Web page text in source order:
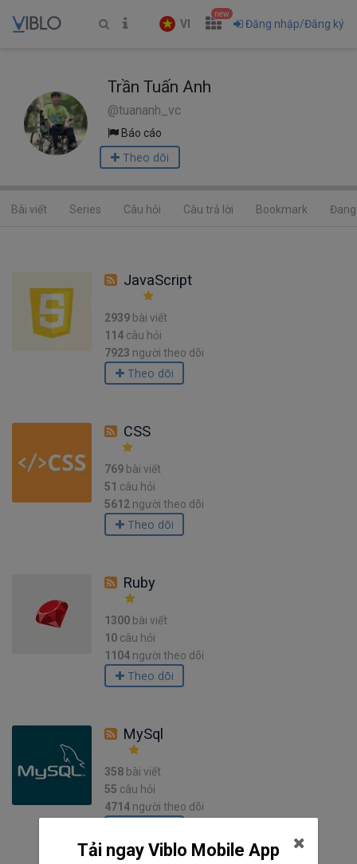
VI
new
Đăng nhập/Đăng ký
Trần Tuấn Anh
@tuananh_vc
Báo cáo
Theo dõi
Bài viết Series Câu hỏi Câu trả lời Bookmark
JavaScript
2939 bài viết
114 câu hỏi
7923 người theo dõi
Theo dõi
CSS
769 bài viết
51 câu hỏi
5612 người theo dõi
Theo dõi
Ruby
1300 bài viết
10 câu hỏi
1104 người theo dõi
Theo dõi
MySql
358 bài viết
55 câu hỏi
4714 người theo dõi
Tải ngay Viblo Mobile App